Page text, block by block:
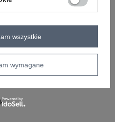
wymagane
wszystkie